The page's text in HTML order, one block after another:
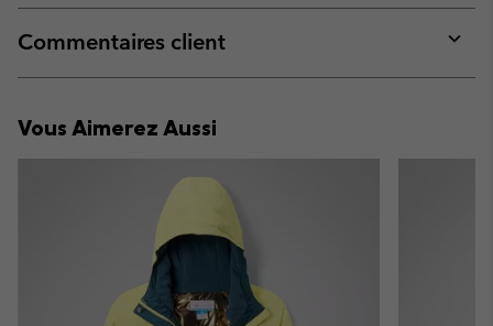
or
Commentaires client
or
Vous Aimerez Aussi